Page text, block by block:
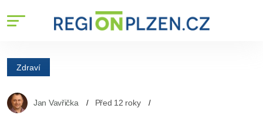
Zdraví
Jan Vavřička Před 12 roky